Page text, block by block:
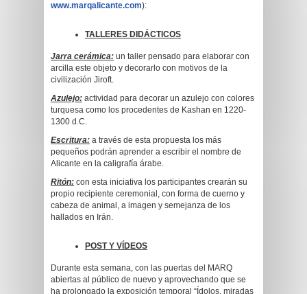
www.marqalicante.com):
TALLERES DIDÁCTICOS
Jarra cerámica: un taller pensado para elaborar con
arcilla este objeto y decorarlo con motivos de la
civilización Jiroft.
Azulejo: actividad para decorar un azulejo con colores
turquesa como los procedentes de Kashan en 1220-
1300 d.C.
Escritura: a través de esta propuesta los más
pequeños podrán aprender a escribir el nombre de
Alicante en la caligrafía árabe.
Ritón: con esta iniciativa los participantes crearán su
propio recipiente ceremonial, con forma de cuerno y
cabeza de animal, a imagen y semejanza de los
hallados en Irán.
POST Y VÍDEOS
Durante esta semana, con las puertas del MARQ
abiertas al público de nuevo y aprovechando que se
ha prolongado la exposición temporal “Ídolos, miradas